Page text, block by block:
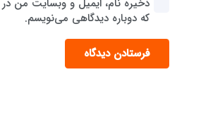
ذخیره نام، ایمیل و وبسایت من در
که دوباره دیدگاهی می‌نویسم.
فرستادن دیدگاه